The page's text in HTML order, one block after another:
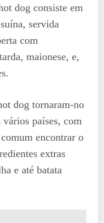
dog consiste em
servida
com
maionese, e,
dog tornaram-no
países, com
encontrar o
extras
e até batata